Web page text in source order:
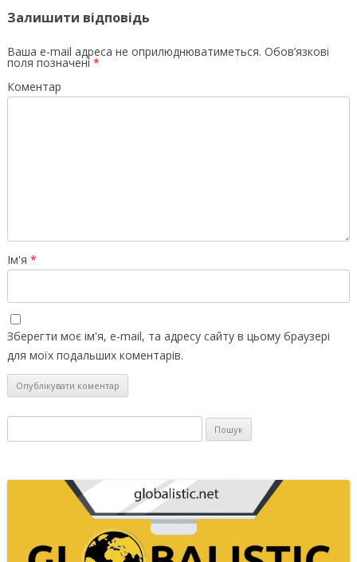
Залишити відповідь
Ваша e-mail адреса не оприлюднюватиметься. Обов’язкові
поля позначені *
Коментар
Ім'я *
Зберегти моє ім'я, e-mail, та адресу сайту в цьому браузері
для моїх подальших коментарів.